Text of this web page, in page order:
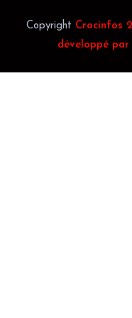
Copyright Crocinfos
développé par